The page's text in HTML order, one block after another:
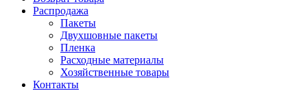
Распродажа
Пакеты
Двухшовные пакеты
Пленка
Расходные материалы
Хозяйственные товары
Контакты